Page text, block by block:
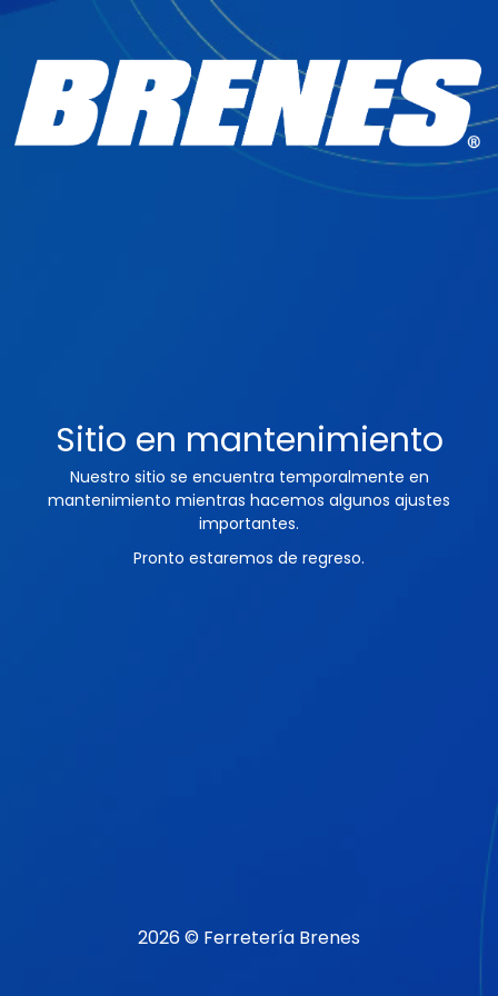
Sitio en mantenimiento
Nuestro sitio se encuentra temporalmente en
mantenimiento mientras hacemos algunos ajustes
importantes.
Pronto estaremos de regreso.
2026 © Ferretería Brenes